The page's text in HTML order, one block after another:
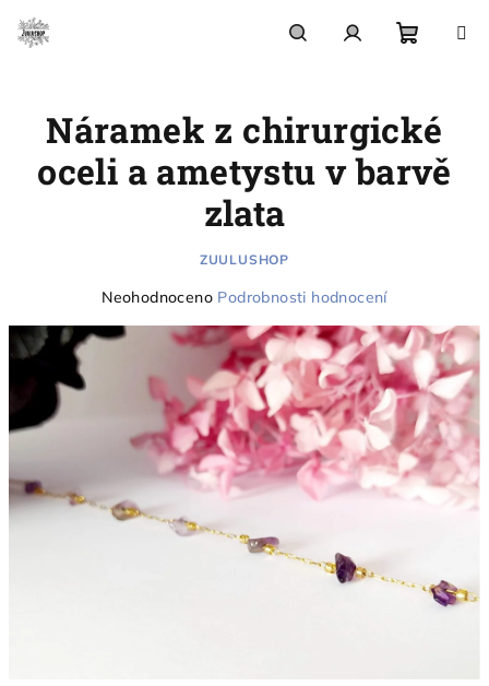
obsah
košík
Náramek z chirurgické
oceli a ametystu v barvě
zlata
ZUULUSHOP
Průměrné
produktu
hvězdiček.
Neohodnoceno Podrobnosti hodnocení